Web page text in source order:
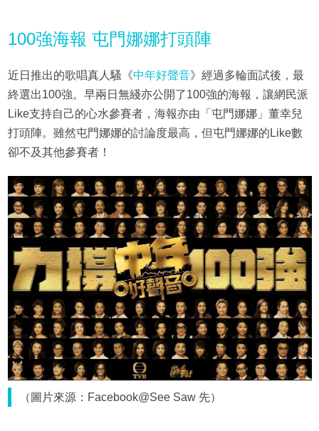
100強海報 屯門娜娜打頭陣
近日推出的歌唱真人騷《中年好聲音》經過多輪面試後，最
終選出100強。早兩日無綫亦公開了100強的海報，讓網民派
Like支持自己的心水參賽者，海報亦由「屯門娜娜」董幸兒
打頭陣。雖然屯門娜娜的討論度最高，但屯門娜娜的Like數
卻不及其他參賽者！
（圖片來源：Facebook@See Saw 先）